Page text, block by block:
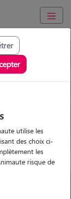
!
Ville
utilise les
des choix ci-
les
risque de